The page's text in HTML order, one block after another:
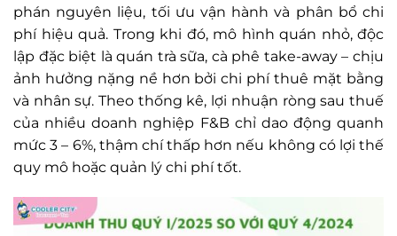
phán nguyên liệu, tối ưu vận hành và phân bổ chi
phí hiệu quả. Trong khi đó, mô hình quán nhỏ, độc
lập đặc biệt là quán trà sữa, cà phê take-away – chịu
ảnh hưởng nặng nề hơn bởi chi phí thuê mặt bằng
và nhân sự. Theo thống kê, lợi nhuận ròng sau thuế
của nhiều doanh nghiệp F&B chỉ dao động quanh
mức 3 – 6%, thậm chí thấp hơn nếu không có lợi thế
quy mô hoặc quản lý chi phí tốt.